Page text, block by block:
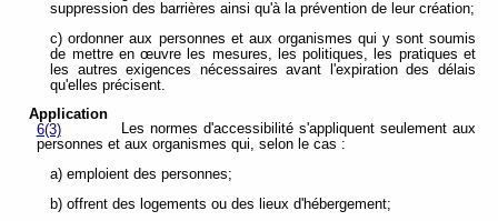
suppression des barrières ainsi qu'à la prévention de leur création;
c) ordonner aux personnes et aux organismes qui y sont soumis
de mettre en œuvre les mesures, les politiques, les pratiques et
les autres exigences nécessaires avant l'expiration des délais
qu'elles précisent.
Application
6(3)
Les normes d'accessibilité s'appliquent seulement aux
personnes et aux organismes qui, selon le cas :
a) emploient des personnes;
b) offrent des logements ou des lieux d'hébergement;